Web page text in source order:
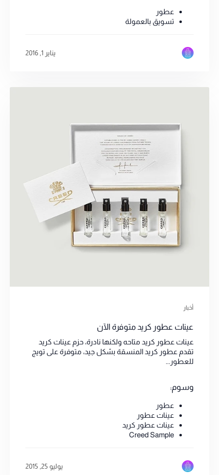
عطور
تسويق بالعمولة
يناير 1, 2016
أخبار
عينات عطور كريد متوفرة الآن
عينات عطور كريد متاحه ولكنها نادرة، حزم عينات كريد
تقدم عطور كريد المنسقة بشكل جيد، متوفرة على تويج
للعطور...
وسوم:
عطور
عينات عطور
عينات عطور كريد
Creed Sample
يوليو 25, 2015